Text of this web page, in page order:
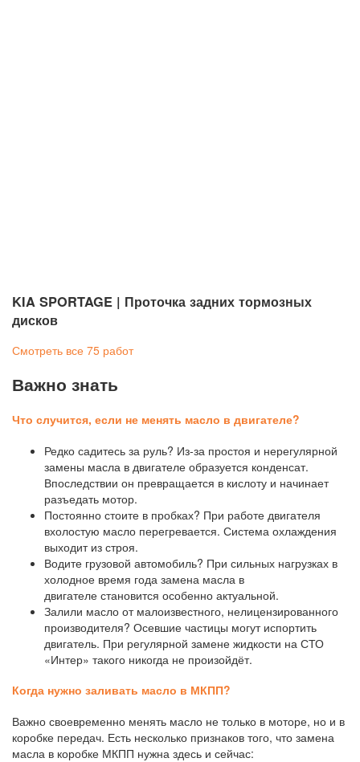
KIA SPORTAGE | Проточка задних тормозных
дисков
Смотреть все 75 работ
Важно знать
Что случится, если не менять масло в двигателе?
Редко садитесь за руль? Из-за простоя и нерегулярной
замены масла в двигателе образуется конденсат.
Впоследствии он превращается в кислоту и начинает
разъедать мотор.
Постоянно стоите в пробках? При работе двигателя
вхолостую масло перегревается. Система охлаждения
выходит из строя.
Водите грузовой автомобиль? При сильных нагрузках в
холодное время года замена масла в
двигателе становится особенно актуальной.
Залили масло от малоизвестного, нелицензированного
производителя? Осевшие частицы могут испортить
двигатель. При регулярной замене жидкости на СТО
«Интер» такого никогда не произойдёт.
Когда нужно заливать масло в МКПП?
Важно своевременно менять масло не только в моторе, но и в
коробке передач. Есть несколько признаков того, что замена
масла в коробке МКПП нужна здесь и сейчас: